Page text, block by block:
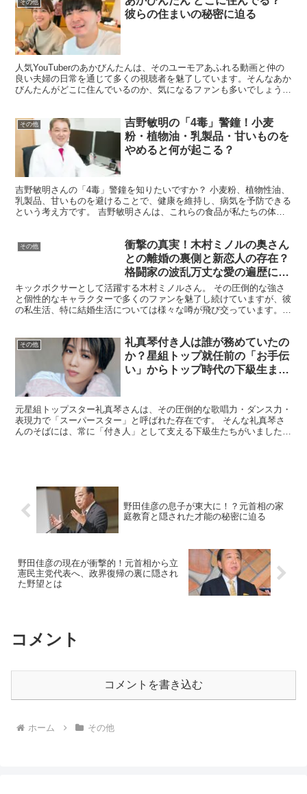
その他
彼らの住まいの秘密に迫る
人気YouTuberのあかびんたんは、そのユーモアあふれる動画と仲の
良い夫婦の日常を通じて多くの視聴者を魅了しています。そんなあか
びんたんがどこに住んでいるのか、気になるファンも多いでしょう。
その他
吉野敏明の「4毒」警鐘！小麦
粉・植物油・乳製品・甘いものを
やめると何が起こる？
吉野敏明さんの「4毒」警鐘を知りたいですか？ 小麦粉、植物性油、
乳製品、甘いものを避けることで、健康を維持し、病気を予防できる
という考え方です。 吉野敏明さんは、これらの食品が私たちの体に
その他
衝撃の真実！木村ミノルの奥さん
との離婚の裏側と新恋人の存在？
格闘家の波乱万丈な愛の遍歴に迫
る！
キックボクサーとして活躍する木村ミノルさん。 その圧倒的な強さ
と個性的なキャラクターで多くのファンを魅了し続けていますが、彼
の私生活、特に結婚生活については様々な噂が飛び交っています。
その他
礼真琴付き人は誰が務めていたの
か？星組トップ就任前の「お手伝
い」からトップ時代の下級生まで
元星組トップスター礼真琴さんは、その圧倒的な歌唱力・ダンス力・
表現力で「スーパースター」と呼ばれた存在です。 そんな礼真琴さ
んのそばには、常に「付き人」として支える下級生たちがいました。
野田佳彦の息子が東大に！？元首相の家
庭教育と隠された才能の秘密に迫る
野田佳彦の現在が衝撃的！元首相から立
憲民主党代表へ、政界復帰の裏に隠され
た野望とは
コメント
コメントを書き込む
ホーム その他